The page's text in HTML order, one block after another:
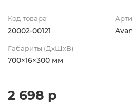
Код товара
20002-00121
Габариты (ДхШхВ)
700×16×300 мм
2 698 р